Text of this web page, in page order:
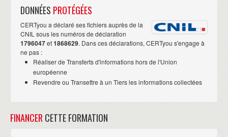
DONNÉES PROTÉGÉES
CERTyou a déclaré ses fichiers auprès de la
CNIL sous les numéros de déclaration
1796047et1868629. Dans ces déclarations, CERTyou s'engage à
ne pas :
Réaliser de Transferts d'informations hors de l'Union
européenne
Revendre ou Transettre à un Tiers les informations collectées
FINANCER CETTE FORMATION